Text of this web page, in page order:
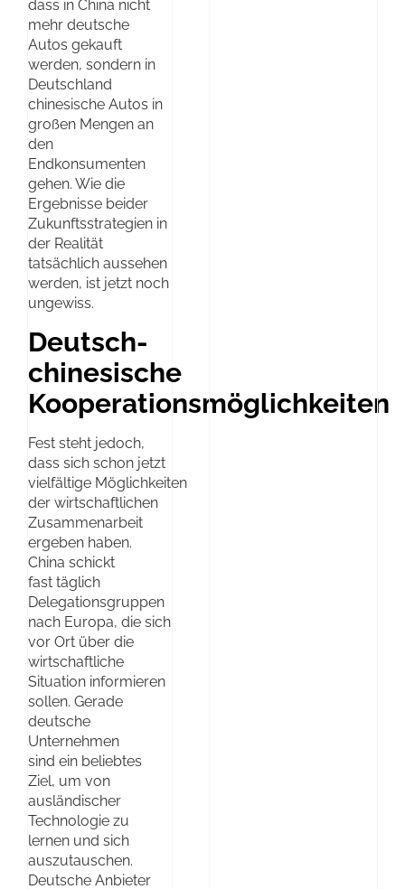
dass in China nicht
mehr deutsche
Autos gekauft
werden, sondern in
Deutschland
chinesische Autos in
großen Mengen an
den
Endkonsumenten
gehen. Wie die
Ergebnisse beider
Zukunftsstrategien in
der Realität
tatsächlich aussehen
werden, ist jetzt noch
ungewiss.
Deutsch-
chinesische
Kooperationsmöglichkeiten
Fest steht jedoch,
dass sich schon jetzt
vielfältige Möglichkeiten
der wirtschaftlichen
Zusammenarbeit
ergeben haben.
China schickt
fast täglich
Delegationsgruppen
nach Europa, die sich
vor Ort über die
wirtschaftliche
Situation informieren
sollen. Gerade
deutsche
Unternehmen
sind ein beliebtes
Ziel, um von
ausländischer
Technologie zu
lernen und sich
auszutauschen.
Deutsche Anbieter